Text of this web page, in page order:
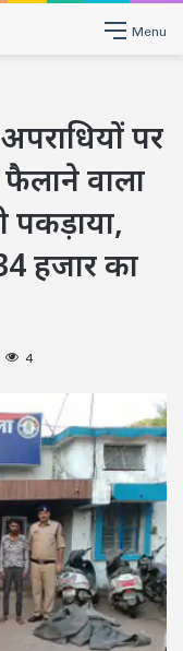
Menu
पर
वाला
पकड़ाया,
हजार का
4